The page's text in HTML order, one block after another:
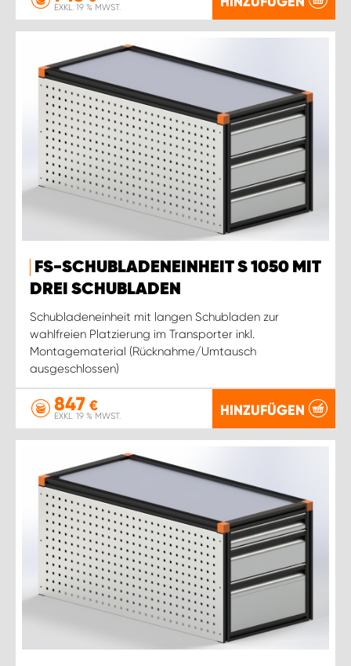
EXKL. 19 % MWST.
FS-SCHUBLADENEINHEIT S 1050 MIT
DREI SCHUBLADEN
Schubladeneinheit mit langen Schubladen zur
wahlfreien Platzierung im Transporter inkl.
Montagematerial (Rücknahme/Umtausch
ausgeschlossen)
847 €
EXKL. 19 % MWST. HINZUFÜGEN